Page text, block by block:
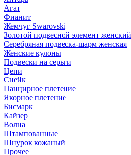
Агат
Фианит
Жемчуг Swarovski
Золотой подвесной элемент женcкий
Серебряная подвеска-шарм женская
Женские кулоны
Подвески на серьги
Цепи
Снейк
Панцирное плетение
Якорное плетение
Бисмарк
Кайзер
Волна
Штампованные
Шнурок кожаный
Прочее